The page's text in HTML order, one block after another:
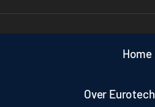
Home
Over